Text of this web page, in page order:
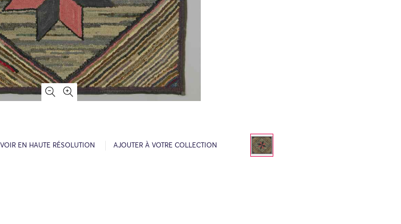
VOIR EN HAUTE RÉSOLUTION AJOUTER À VOTRE COLLECTION